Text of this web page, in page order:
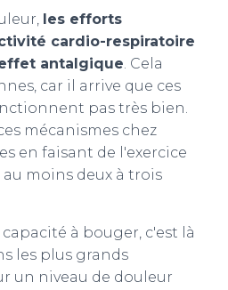
les efforts
cardio-respiratoire
antalgique. Cela
car il arrive que ces
pas très bien.
mécanismes chez
en faisant de l'exercice
moins deux à trois
à bouger, c'est là
les plus grands
un niveau de douleur